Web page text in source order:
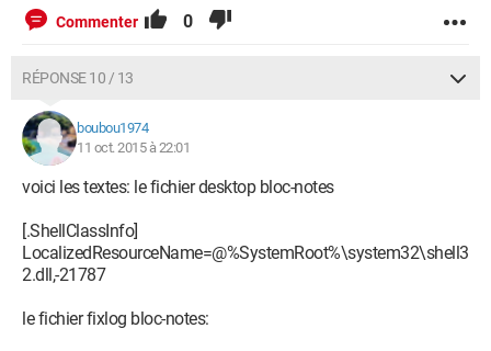
Commenter 0
RÉPONSE 10 / 13
boubou1974
11 oct. 2015 à 22:01
voici les textes: le fichier desktop bloc-notes
[.ShellClassInfo]
LocalizedResourceName=@%SystemRoot%\system32\shell3
2.dll,-21787
le fichier fixlog bloc-notes: